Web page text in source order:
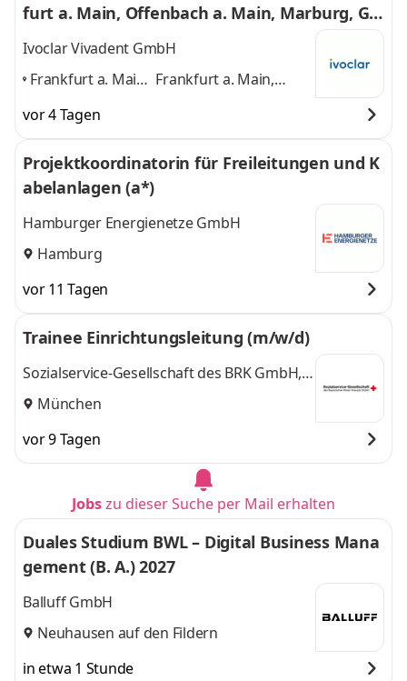
furt a. Main, Offenbach a. Main, Marburg, Go
tha
Ivoclar Vivadent GmbH
Frankfurt a. Main,
Main, Marburg,
Gotha,
Frankfurt a. Main,
weitere
vor 4 Tagen
Projektkoordinatorin für Freileitungen und K
abelanlagen (a*)
Hamburger Energienetze GmbH
Hamburg
vor 11 Tagen
Trainee Einrichtungsleitung (m/w/d)
Sozialservice-Gesellschaft des BRK GmbH,
SeniorenWohnen Hauptverwaltung
München
vor 9 Tagen
Jobszu dieser Suche per Mail erhalten
Duales Studium BWL – Digital Business Mana
gement (B. A.) 2027
Balluff GmbH
Neuhausen auf den Fildern
in etwa 1 Stunde